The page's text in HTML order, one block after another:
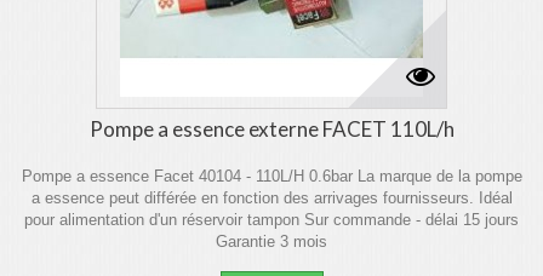
Pompe a essence externe FACET 110L/h
Pompe a essence Facet 40104 - 110L/H 0.6bar La marque de la pompe
a essence peut différée en fonction des arrivages fournisseurs. Idéal
pour alimentation d'un réservoir tampon Sur commande - délai 15 jours
Garantie 3 mois